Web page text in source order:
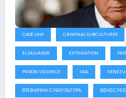
CASE LAW CRIMINAL SUBCULTURES
EL SALVADOR EXTRADITION
PRISON VIOLENCE USA
В'ЯЗНИЧНА СУБКУЛЬТУРА